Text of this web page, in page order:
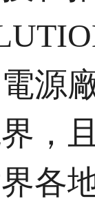
源
，
各